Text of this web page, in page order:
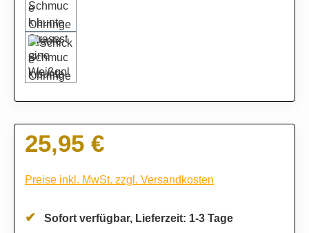
Regulärer Preis:
25,95 €
Preise inkl. MwSt. zzgl. Versandkosten
Sofort verfügbar, Lieferzeit: 1-3 Tage